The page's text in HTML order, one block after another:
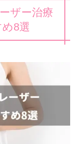
ザー治療
8選